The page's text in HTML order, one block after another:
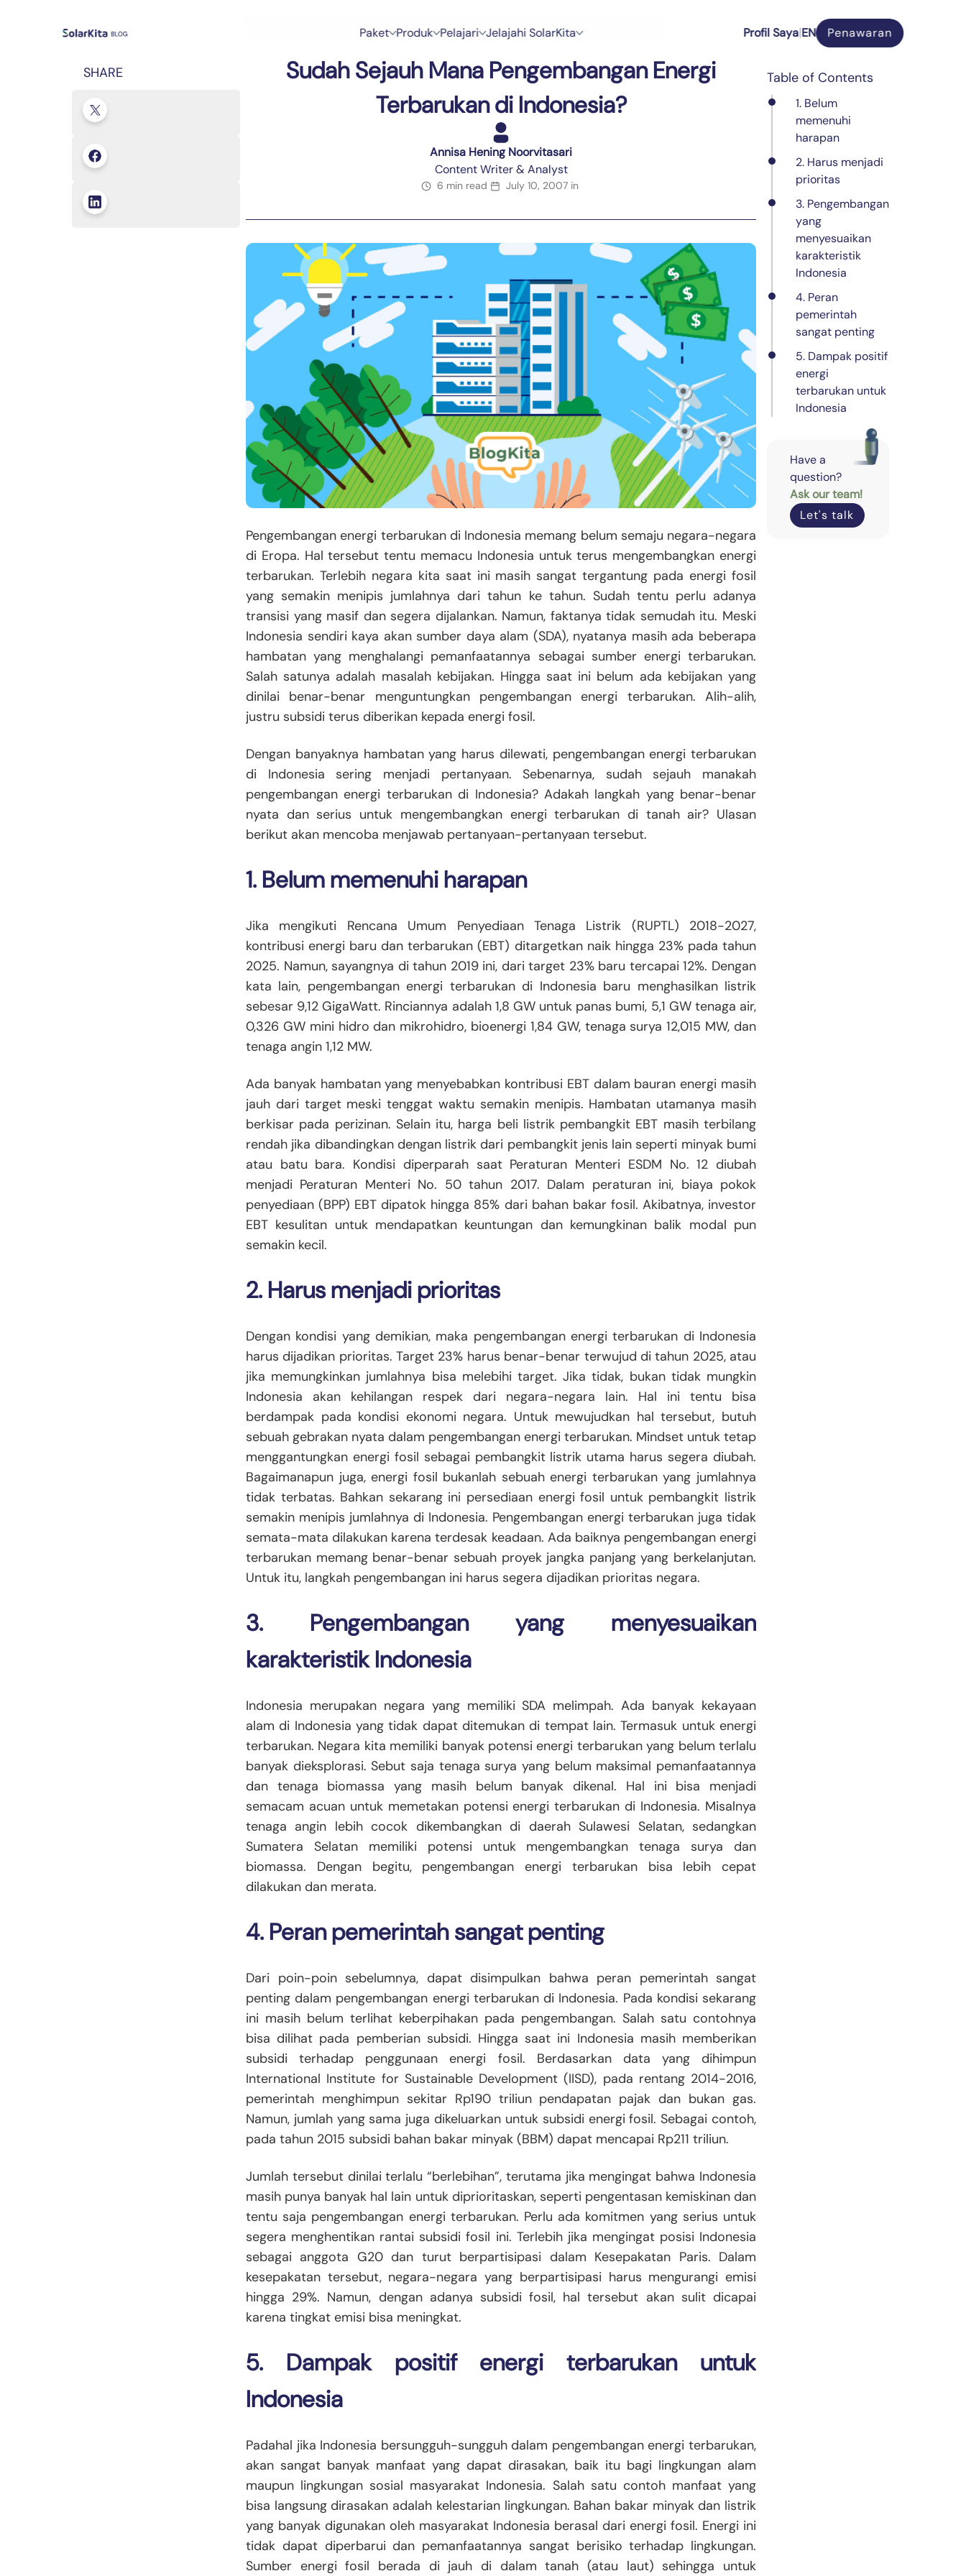
Paket Produk Pelajari Jelajahi SolarKita
Profil Saya|EN Penawaran
SHARE
Sudah Sejauh Mana Pengembangan Energi
Terbarukan di Indonesia?
Annisa Hening Noorvitasari
Content Writer & Analyst
6 min read July 10, 2007 in
Pengembangan energi terbarukan di Indonesia memang belum semaju negara-negara
di Eropa. Hal tersebut tentu memacu Indonesia untuk terus mengembangkan energi
terbarukan. Terlebih negara kita saat ini masih sangat tergantung pada energi fosil
yang semakin menipis jumlahnya dari tahun ke tahun. Sudah tentu perlu adanya
transisi yang masif dan segera dijalankan. Namun, faktanya tidak semudah itu. Meski
Indonesia sendiri kaya akan sumber daya alam (SDA), nyatanya masih ada beberapa
hambatan yang menghalangi pemanfaatannya sebagai sumber energi terbarukan.
Salah satunya adalah masalah kebijakan. Hingga saat ini belum ada kebijakan yang
dinilai benar-benar menguntungkan pengembangan energi terbarukan. Alih-alih,
justru subsidi terus diberikan kepada energi fosil.
Dengan banyaknya hambatan yang harus dilewati, pengembangan energi terbarukan
di Indonesia sering menjadi pertanyaan. Sebenarnya, sudah sejauh manakah
pengembangan energi terbarukan di Indonesia? Adakah langkah yang benar-benar
nyata dan serius untuk mengembangkan energi terbarukan di tanah air? Ulasan
berikut akan mencoba menjawab pertanyaan-pertanyaan tersebut.
1. Belum memenuhi harapan
Jika mengikuti Rencana Umum Penyediaan Tenaga Listrik (RUPTL) 2018-2027,
kontribusi energi baru dan terbarukan (EBT) ditargetkan naik hingga 23% pada tahun
2025. Namun, sayangnya di tahun 2019 ini, dari target 23% baru tercapai 12%. Dengan
kata lain, pengembangan energi terbarukan di Indonesia baru menghasilkan listrik
sebesar 9,12 GigaWatt. Rinciannya adalah 1,8 GW untuk panas bumi, 5,1 GW tenaga air,
0,326 GW mini hidro dan mikrohidro, bioenergi 1,84 GW, tenaga surya 12,015 MW, dan
tenaga angin 1,12 MW.
Ada banyak hambatan yang menyebabkan kontribusi EBT dalam bauran energi masih
jauh dari target meski tenggat waktu semakin menipis. Hambatan utamanya masih
berkisar pada perizinan. Selain itu, harga beli listrik pembangkit EBT masih terbilang
rendah jika dibandingkan dengan listrik dari pembangkit jenis lain seperti minyak bumi
atau batu bara. Kondisi diperparah saat Peraturan Menteri ESDM No. 12 diubah
menjadi Peraturan Menteri No. 50 tahun 2017. Dalam peraturan ini, biaya pokok
penyediaan (BPP) EBT dipatok hingga 85% dari bahan bakar fosil. Akibatnya, investor
EBT kesulitan untuk mendapatkan keuntungan dan kemungkinan balik modal pun
semakin kecil.
2. Harus menjadi prioritas
Dengan kondisi yang demikian, maka pengembangan energi terbarukan di Indonesia
harus dijadikan prioritas. Target 23% harus benar-benar terwujud di tahun 2025, atau
jika memungkinkan jumlahnya bisa melebihi target. Jika tidak, bukan tidak mungkin
Indonesia akan kehilangan respek dari negara-negara lain. Hal ini tentu bisa
berdampak pada kondisi ekonomi negara. Untuk mewujudkan hal tersebut, butuh
sebuah gebrakan nyata dalam pengembangan energi terbarukan. Mindset untuk tetap
menggantungkan energi fosil sebagai pembangkit listrik utama harus segera diubah.
Bagaimanapun juga, energi fosil bukanlah sebuah energi terbarukan yang jumlahnya
tidak terbatas. Bahkan sekarang ini persediaan energi fosil untuk pembangkit listrik
semakin menipis jumlahnya di Indonesia. Pengembangan energi terbarukan juga tidak
semata-mata dilakukan karena terdesak keadaan. Ada baiknya pengembangan energi
terbarukan memang benar-benar sebuah proyek jangka panjang yang berkelanjutan.
Untuk itu, langkah pengembangan ini harus segera dijadikan prioritas negara.
3. Pengembangan yang menyesuaikan
karakteristik Indonesia
Indonesia merupakan negara yang memiliki SDA melimpah. Ada banyak kekayaan
alam di Indonesia yang tidak dapat ditemukan di tempat lain. Termasuk untuk energi
terbarukan. Negara kita memiliki banyak potensi energi terbarukan yang belum terlalu
banyak dieksplorasi. Sebut saja tenaga surya yang belum maksimal pemanfaatannya
dan tenaga biomassa yang masih belum banyak dikenal. Hal ini bisa menjadi
semacam acuan untuk memetakan potensi energi terbarukan di Indonesia. Misalnya
tenaga angin lebih cocok dikembangkan di daerah Sulawesi Selatan, sedangkan
Sumatera Selatan memiliki potensi untuk mengembangkan tenaga surya dan
biomassa. Dengan begitu, pengembangan energi terbarukan bisa lebih cepat
dilakukan dan merata.
4. Peran pemerintah sangat penting
Dari poin-poin sebelumnya, dapat disimpulkan bahwa peran pemerintah sangat
penting dalam pengembangan energi terbarukan di Indonesia. Pada kondisi sekarang
ini masih belum terlihat keberpihakan pada pengembangan. Salah satu contohnya
bisa dilihat pada pemberian subsidi. Hingga saat ini Indonesia masih memberikan
subsidi terhadap penggunaan energi fosil. Berdasarkan data yang dihimpun
International Institute for Sustainable Development (IISD), pada rentang 2014-2016,
pemerintah menghimpun sekitar Rp190 triliun pendapatan pajak dan bukan gas.
Namun, jumlah yang sama juga dikeluarkan untuk subsidi energi fosil. Sebagai contoh,
pada tahun 2015 subsidi bahan bakar minyak (BBM) dapat mencapai Rp211 triliun.
Jumlah tersebut dinilai terlalu “berlebihan”, terutama jika mengingat bahwa Indonesia
masih punya banyak hal lain untuk diprioritaskan, seperti pengentasan kemiskinan dan
tentu saja pengembangan energi terbarukan. Perlu ada komitmen yang serius untuk
segera menghentikan rantai subsidi fosil ini. Terlebih jika mengingat posisi Indonesia
sebagai anggota G20 dan turut berpartisipasi dalam Kesepakatan Paris. Dalam
kesepakatan tersebut, negara-negara yang berpartisipasi harus mengurangi emisi
hingga 29%. Namun, dengan adanya subsidi fosil, hal tersebut akan sulit dicapai
karena tingkat emisi bisa meningkat.
5. Dampak positif energi terbarukan untuk
Indonesia
Padahal jika Indonesia bersungguh-sungguh dalam pengembangan energi terbarukan,
akan sangat banyak manfaat yang dapat dirasakan, baik itu bagi lingkungan alam
maupun lingkungan sosial masyarakat Indonesia. Salah satu contoh manfaat yang
bisa langsung dirasakan adalah kelestarian lingkungan. Bahan bakar minyak dan listrik
yang banyak digunakan oleh masyarakat Indonesia berasal dari energi fosil. Energi ini
tidak dapat diperbarui dan pemanfaatannya sangat berisiko terhadap lingkungan.
Sumber energi fosil berada di jauh di dalam tanah (atau laut) sehingga untuk
Table of Contents
1. Belum
memenuhi
harapan
2. Harus menjadi
prioritas
3. Pengembangan
yang
menyesuaikan
karakteristik
Indonesia
4. Peran
pemerintah
sangat penting
5. Dampak positif
energi
terbarukan untuk
Indonesia
Have a
question?
Ask our team!
Let's talk